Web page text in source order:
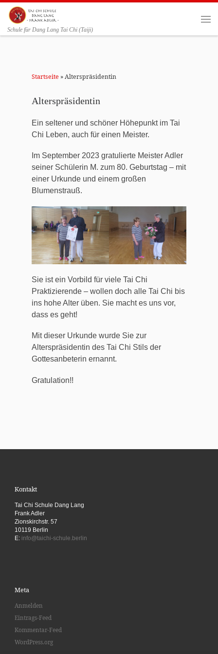
Zum Inhalt springen
Schule für Dang Lang Tai Chi (Taiji)
Startseite »Alterspräsidentin
Alterspräsidentin
Ein seltener und schöner Höhepunkt im Tai
Chi Leben, auch für einen Meister.
Im September 2023 gratulierte Meister Adler
seiner Schülerin M. zum 80. Geburtstag – mit
einer Urkunde und einem großen
Blumenstrauß.
Sie ist ein Vorbild für viele Tai Chi
Praktizierende – wollen doch alle Tai Chi bis
ins hohe Alter üben. Sie macht es uns vor,
dass es geht!
Mit dieser Urkunde wurde Sie zur
Alterspräsidentin des Tai Chi Stils der
Gottesanbeterin ernannt.
Gratulation!!
Kontakt
Tai Chi Schule Dang Lang
Frank Adler
Zionskirchstr. 57
10119 Berlin
E: info@taichi-schule.berlin
Meta
Anmelden
Eintrags-Feed
Kommentar-Feed
WordPress.org